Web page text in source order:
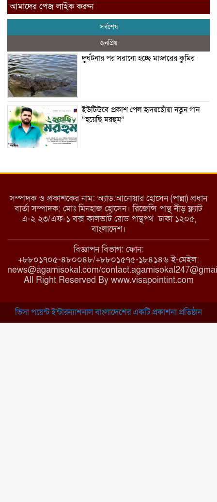
আমাদের পেজ লাইক করুন
সর্বশেষ
জনপ্রিয়
দুর্ঘটনার পর সরানো হচ্ছে মাজারের কুমির
ইউটিউবে প্রকাশ পেল হৃদয়ছোঁয়া নতুন গান
“হয়েছি মরহুম”
নেশা
মাধবপুরে কমিউনিটি ক্লিনিকে অনিয়মের
অভিযোগ
রাজবাড়ী: বালিয়াকান্দিতে কিশোরীর ঝুলন্ত
মরদেহ উদ্ধার
সম্পাদক ও প্রকাশকের নাম: অ্যাড.আনোয়ার হোসেন (পান্না) প্রধান
বার্তা সম্পাদক: মোঃ মিনহাজ হোসেন। রিজেন্সি পান্থ নীড় ফ্ল্যাট
এ-২ ২৩/এফ-১ বক্স কালভার্ট রোড পান্থপথ ঢাকা ১২০৫,
বাংলাদেশ।
বিজ্ঞাপন বিভাগ: ফোন:
+৮৮০১৭০৫-৪৮০০৪৮/+৮৮০১৫৭৫-১৮৪১৪৬ ই-মেইল:
news@agamisokal.com/
All Right Reserved By www.visapointint.com
ভিসা পয়েন্ট ইন্টারন্যাশনাল বাংলাদেশের একটি প্রকাশনা প্রতিষ্ঠান